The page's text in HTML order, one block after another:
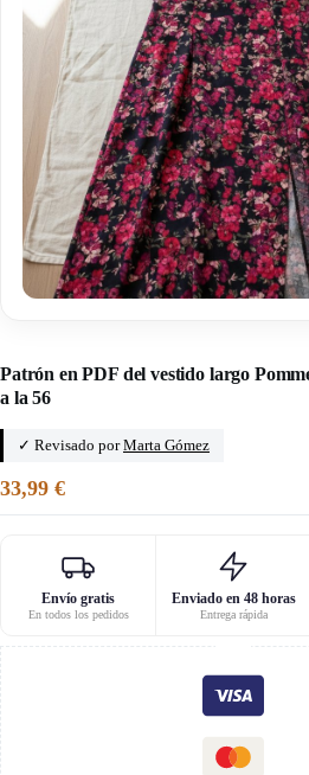
Patrón en PDF del vestido largo
a la 56
✓ Revisado porMarta Gómez
33,99 €
Envío gratis
En todos los pedidos
Enviado en 48 horas
Entrega rápida